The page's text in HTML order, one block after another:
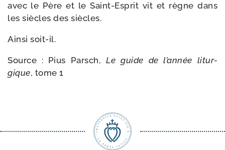
avec le Père et le Saint-​Esprit vit et règne dans
les siècles des siècles.
Ainsi soit-​il.
Source : Pius Parsch, Le guide de l’an­née litur­
gique, tome 1